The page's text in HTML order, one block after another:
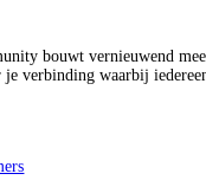
bouwt vernieuwend
je verbinding waarbij